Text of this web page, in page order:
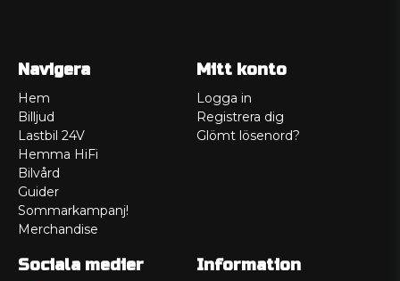
Navigera
Hem
Billjud
Lastbil 24V
Hemma HiFi
Bilvård
Guider
Sommarkampanj!
Merchandise
Mitt konto
Logga in
Registrera dig
Glömt lösenord?
Sociala medier Information